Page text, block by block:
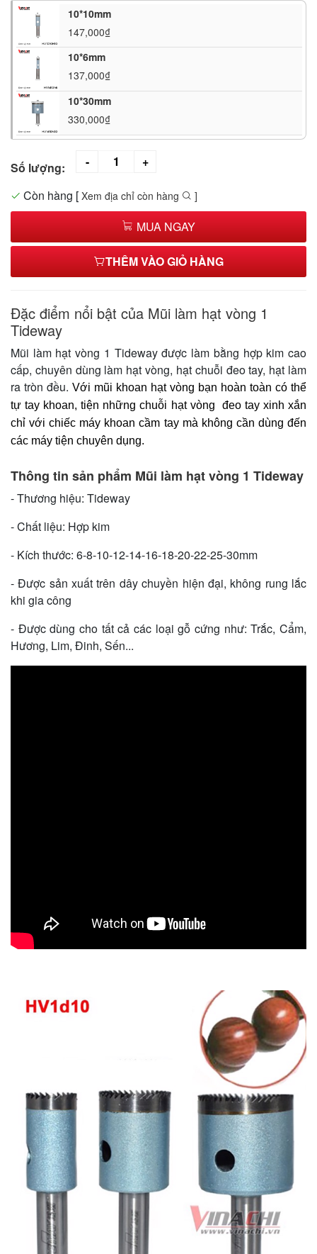
10*10mm
147,000₫
10*6mm
137,000₫
10*30mm
330,000₫
Số lượng:
Còn hàng [ Xem địa chỉ còn hàng ]
MUA NGAY
THÊM VÀO GIỎ HÀNG
Đặc điểm nổi bật của Mũi làm hạt vòng 1
Tideway
Mũi làm hạt vòng 1 Tideway được làm bằng hợp kim cao
cấp, chuyên dùng làm hạt vòng, hạt chuỗi đeo tay, hạt làm
ra tròn đều. Với mũi khoan hạt vòng bạn hoàn toàn có thể
tự tay khoan, tiện những chuỗi hạt vòng đeo tay xinh xắn
chỉ với chiếc máy khoan cầm tay mà không cần dùng đến
các máy tiện chuyên dụng.
Thông tin sản phẩm Mũi làm hạt vòng 1 Tideway
- Thương hiệu: Tideway
- Chất liệu: Hợp kim
- Kích thước: 6-8-10-12-14-16-18-20-22-25-30mm
- Được sản xuất trên dây chuyền hiện đại, không rung lắc
khi gia công
- Được dùng cho tất cả các loại gỗ cứng như: Trắc, Cẩm,
Hương, Lim, Đinh, Sến...